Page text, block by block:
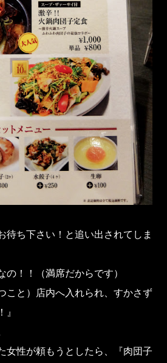
待ち下さい！と追い出されてしま
の！！（満席だからです）
こと）店内へ入れられ、すかさず
』
女性が頼もうとしたら、『肉団子